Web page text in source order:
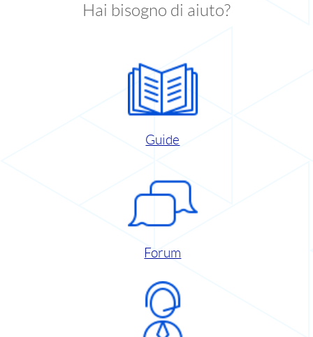
Hai bisogno di aiuto?
Guide
Forum